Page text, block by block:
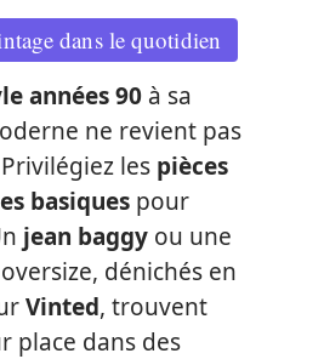
dans le quotidien
années 90 à sa
ne revient pas
les pièces
basiques pour
jean baggy ou une
oversize, dénichés en
Vinted, trouvent
place dans des